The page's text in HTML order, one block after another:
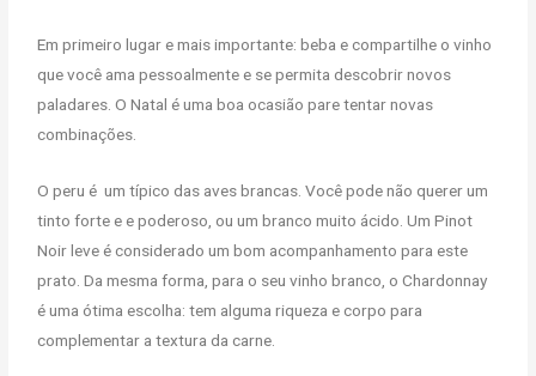
Em primeiro lugar e mais importante: beba e compartilhe o vinho
que você ama pessoalmente e se permita descobrir novos
paladares. O Natal é uma boa ocasião pare tentar novas
combinações.
O peru é um típico das aves brancas. Você pode não querer um
tinto forte e e poderoso, ou um branco muito ácido. Um Pinot
Noir leve é ​​considerado um bom acompanhamento para este
prato. Da mesma forma, para o seu vinho branco, o Chardonnay
é uma ótima escolha: tem alguma riqueza e corpo para
complementar a textura da carne.